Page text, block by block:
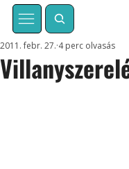
2011. febr. 27. 4 perc olvasás